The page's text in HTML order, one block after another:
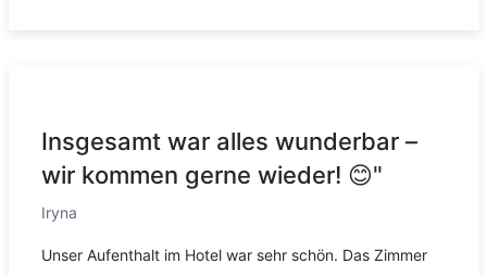
Insgesamt war alles wunderbar –
wir kommen gerne wieder! 😊"
Iryna
Unser Aufenthalt im Hotel war sehr schön. Das Zimmer